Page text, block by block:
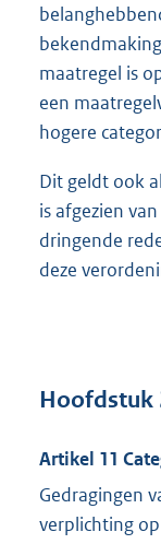
maatregel is
een
hogere
Dit geldt ook
is afgezien
dringende
deze
Hoofdstuk
Artikel 11
Gedragingen
verplichting